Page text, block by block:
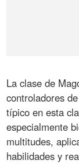
La clase de
controladores de
típico en esta
especialmente
multitudes,
habilidades y